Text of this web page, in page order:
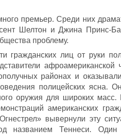
премьер. Среди них
Шелтон и Джина Принс-
проблему.
гражданских лиц от руки
афроамериканской
районах и
полицейских ясна.
оружия для широких масс.
американских
вывернули эту
названием Теннеси. Один